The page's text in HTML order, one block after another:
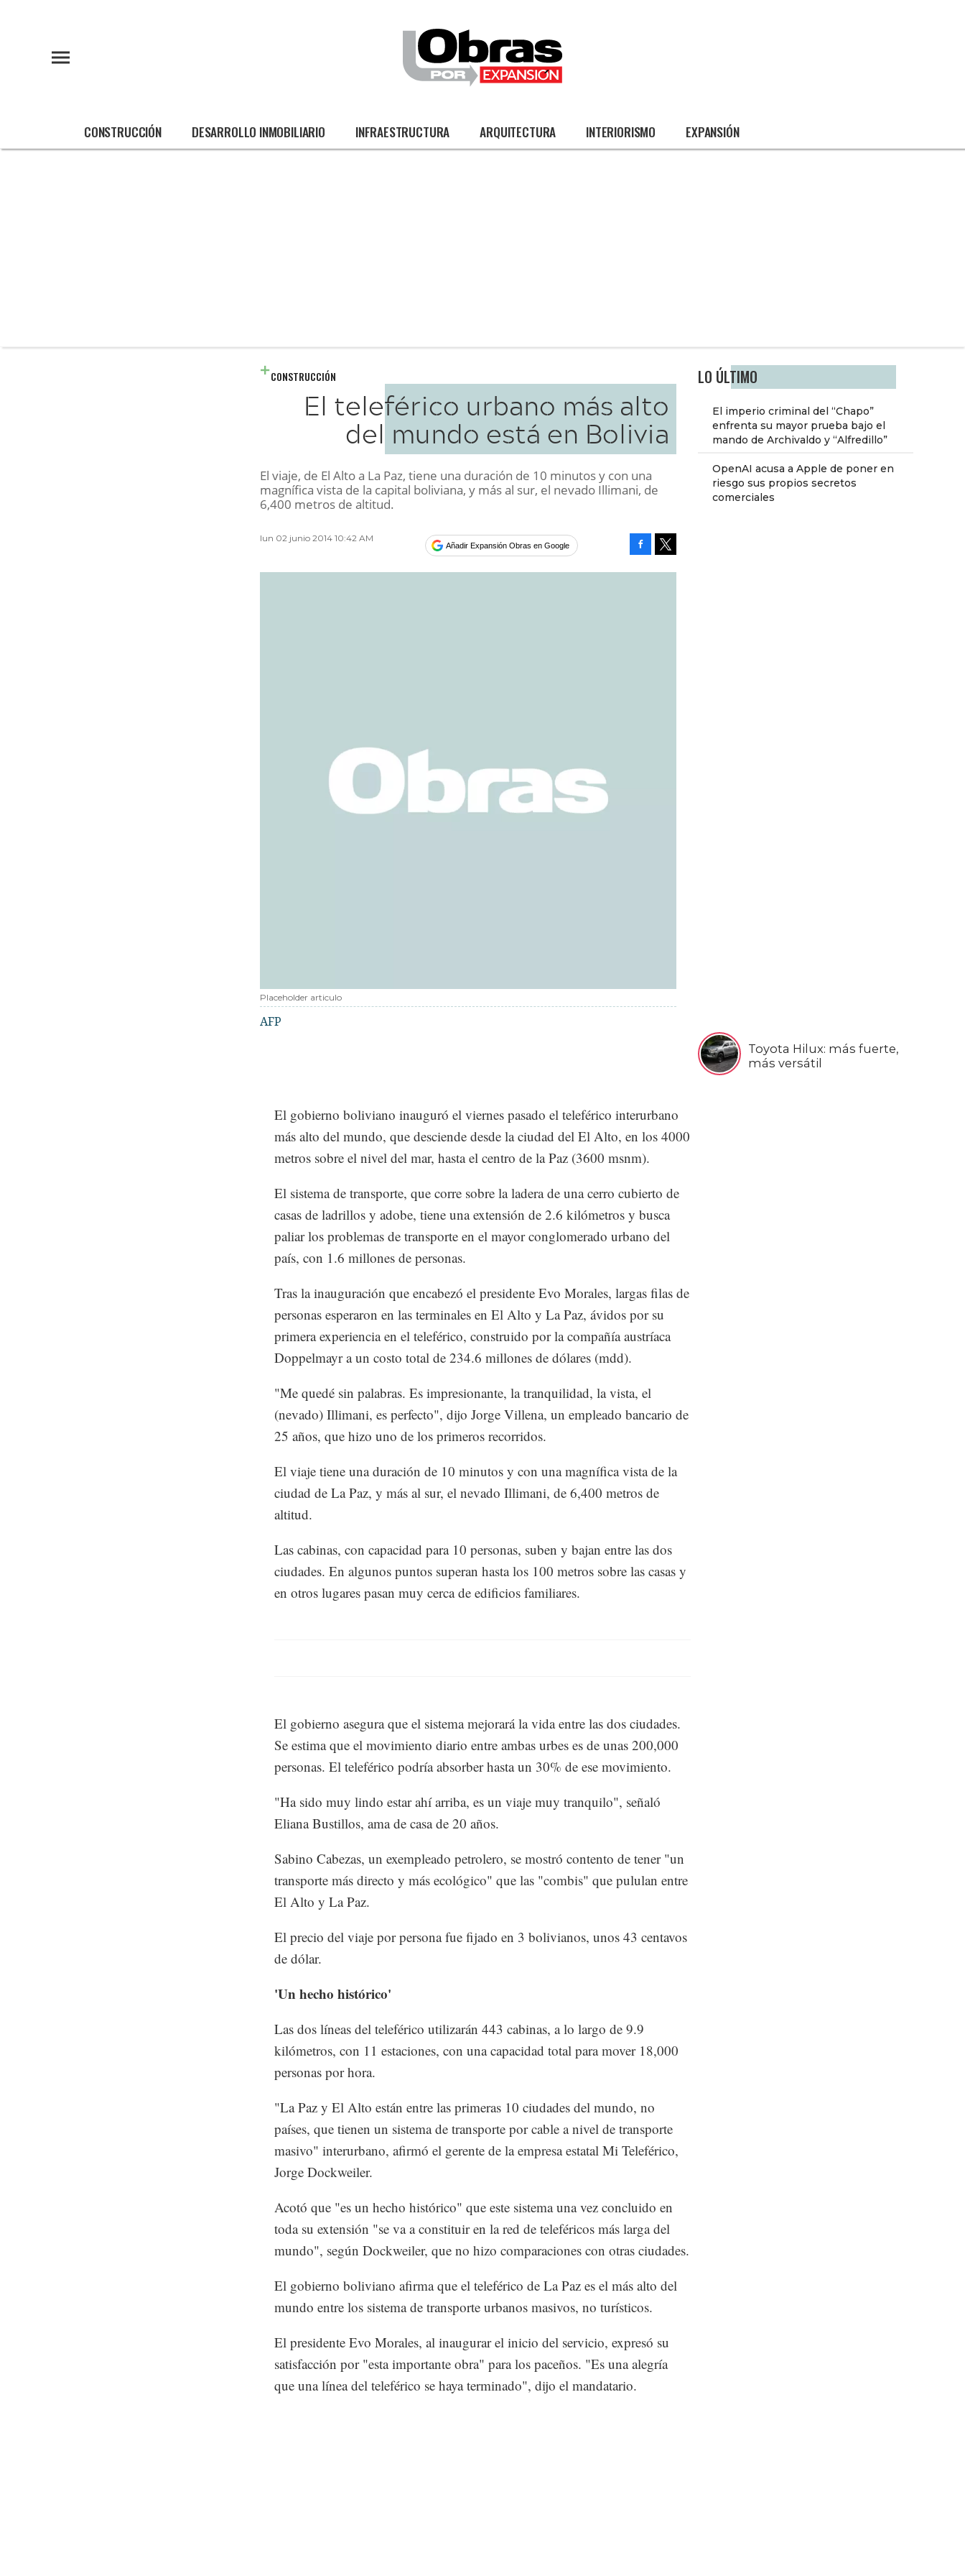
CONSTRUCCIÓN DESARROLLO INMOBILIARIO INFRAESTRUCTURA ARQUITECTURA INTERIORISMO EXPANSIÓN
LO ÚLTIMO
El imperio criminal del “Chapo”
enfrenta su mayor prueba bajo el
mando de Archivaldo y “Alfredillo”
OpenAI acusa a Apple de poner en
riesgo sus propios secretos
comerciales
Toyota Hilux: más fuerte,
más versátil
CONSTRUCCIÓN
El teleférico urbano más alto
del mundo está en Bolivia
El viaje, de El Alto a La Paz, tiene una duración de 10 minutos y con una
magnífica vista de la capital boliviana, y más al sur, el nevado Illimani, de
6,400 metros de altitud.
lun 02 junio 2014 10:42 AM
Añadir Expansión Obras en Google
Placeholder articulo
AFP
El gobierno boliviano inauguró el viernes pasado el teleférico interurbano
más alto del mundo, que desciende desde la ciudad del El Alto, en los 4000
metros sobre el nivel del mar, hasta el centro de la Paz (3600 msnm).
El sistema de transporte, que corre sobre la ladera de una cerro cubierto de
casas de ladrillos y adobe, tiene una extensión de 2.6 kilómetros y busca
paliar los problemas de transporte en el mayor conglomerado urbano del
país, con 1.6 millones de personas.
Tras la inauguración que encabezó el presidente Evo Morales, largas filas de
personas esperaron en las terminales en El Alto y La Paz, ávidos por su
primera experiencia en el teleférico, construido por la compañía austríaca
Doppelmayr a un costo total de 234.6 millones de dólares (mdd).
"Me quedé sin palabras. Es impresionante, la tranquilidad, la vista, el
(nevado) Illimani, es perfecto", dijo Jorge Villena, un empleado bancario de
25 años, que hizo uno de los primeros recorridos.
El viaje tiene una duración de 10 minutos y con una magnífica vista de la
ciudad de La Paz, y más al sur, el nevado Illimani, de 6,400 metros de
altitud.
Las cabinas, con capacidad para 10 personas, suben y bajan entre las dos
ciudades. En algunos puntos superan hasta los 100 metros sobre las casas y
en otros lugares pasan muy cerca de edificios familiares.
El gobierno asegura que el sistema mejorará la vida entre las dos ciudades.
Se estima que el movimiento diario entre ambas urbes es de unas 200,000
personas. El teleférico podría absorber hasta un 30% de ese movimiento.
"Ha sido muy lindo estar ahí arriba, es un viaje muy tranquilo", señaló
Eliana Bustillos, ama de casa de 20 años.
Sabino Cabezas, un exempleado petrolero, se mostró contento de tener "un
transporte más directo y más ecológico" que las "combis" que pululan entre
El Alto y La Paz.
El precio del viaje por persona fue fijado en 3 bolivianos, unos 43 centavos
de dólar.
'Un hecho histórico'
Las dos líneas del teleférico utilizarán 443 cabinas, a lo largo de 9.9
kilómetros, con 11 estaciones, con una capacidad total para mover 18,000
personas por hora.
"La Paz y El Alto están entre las primeras 10 ciudades del mundo, no
países, que tienen un sistema de transporte por cable a nivel de transporte
masivo" interurbano, afirmó el gerente de la empresa estatal Mi Teleférico,
Jorge Dockweiler.
Acotó que "es un hecho histórico" que este sistema una vez concluido en
toda su extensión "se va a constituir en la red de teleféricos más larga del
mundo", según Dockweiler, que no hizo comparaciones con otras ciudades.
El gobierno boliviano afirma que el teleférico de La Paz es el más alto del
mundo entre los sistema de transporte urbanos masivos, no turísticos.
El presidente Evo Morales, al inaugurar el inicio del servicio, expresó su
satisfacción por "esta importante obra" para los paceños. "Es una alegría
que una línea del teleférico se haya terminado", dijo el mandatario.